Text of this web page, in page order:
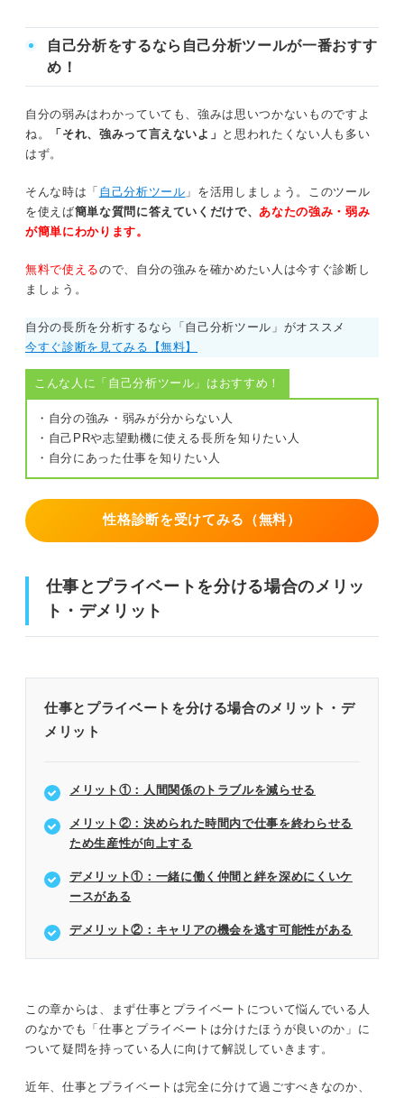
自己分析をするなら自己分析ツールが一番おすす
め！
自分の弱みはわかっていても、強みは思いつかないものですよ
ね。
「それ、強みって言えないよ」 と思われたくない人も多い
はず。
そんな時は「 自己分析ツール 」を活用しましょう。このツール
を使えば簡単な質問に答えていくだけで、 あなたの強み・弱み
が簡単にわかります。
無料で使えるので、自分の強みを確かめたい人は今すぐ診断し
ましょう。
自分の長所を分析するなら「自己分析ツール」がオススメ
今すぐ診断を見てみる【無料】
こんな人に「自己分析ツール」はおすすめ！
・自分の強み・弱みが分からない人
・自己PRや志望動機に使える長所を知りたい人
・自分にあった仕事を知りたい人
性格診断を受けてみる（無料）
仕事とプライベートを分ける場合のメリッ
ト・デメリット
仕事とプライベートを分ける場合のメリット・デ
メリット
メリット①：人間関係のトラブルを減らせる
メリット②：決められた時間内で仕事を終わらせる
ため生産性が向上する
デメリット①：一緒に働く仲間と絆を深めにくいケ
ースがある
デメリット②：キャリアの機会を逃す可能性がある
この章からは、まず仕事とプライベートについて悩んでいる人
のなかでも「仕事とプライベートは分けたほうが良いのか」に
ついて疑問を持っている人に向けて解説していきます。
近年、仕事とプライベートは完全に分けて過ごすべきなのか、